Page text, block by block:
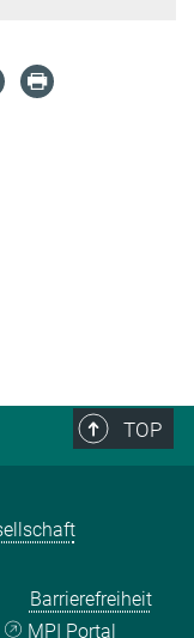
TOP
Barrierefreiheit
MPI Portal